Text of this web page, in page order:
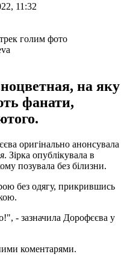
11:32
на яку
фанати,
оригінально анонсувала
. Зірка опублікувала в
позувала без білизни.
без одягу, прикрившись
- зазначила Дорофєєва у
коментарями.